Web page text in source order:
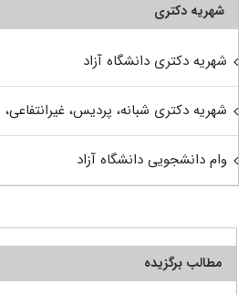
شهریه دکتری
شهریه دکتری دانشگاه آزاد
شهریه دکتری شبانه، پردیس، غیرانتفاعی،
وام دانشجویی دانشگاه آزاد
مطالب برگزیده